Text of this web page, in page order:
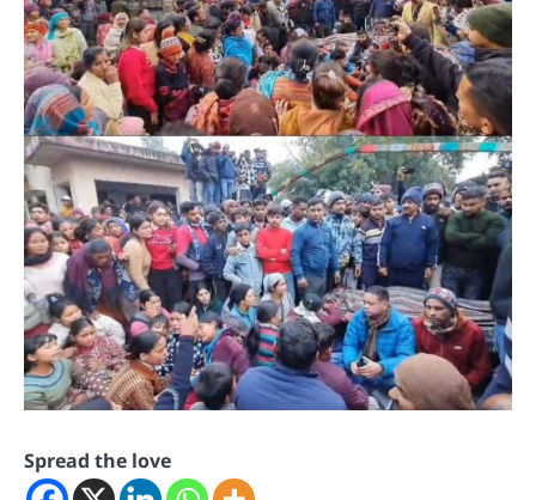
Spread the love